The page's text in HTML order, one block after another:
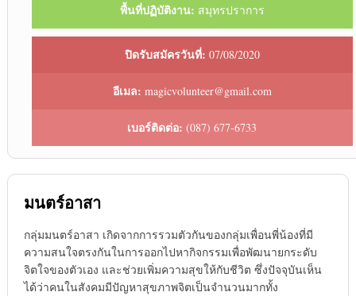
พื้นที่ปฏิบัติงาน: สมุทรปราการ
ปิดรับสมัครวันที่: 07/08/2020
อีเมล: magicvolunteer@gmail.com
เบอร์ติดต่อ: (087) 677-6733
มนตร์อาสา
กลุ่มมนตร์อาสา เกิดจากการรวมตัวกันของกลุ่มเพื่อนพี่น้องที่มี
ความสนใจตรงกันในการออกไปหากิจกรรมเพื่อพัฒนายกระดับ
จิตใจของตัวเอง และช่วยเพิ่มความสุขให้กับชีวิต ซึ่งปัจจุบันเห็น
ได้ว่าคนในสังคมมีปัญหาสุขภาพจิตเป็นจำนวนมากทั้ง